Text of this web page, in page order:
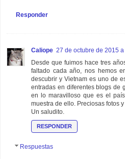
Responder
Caliope 27 de octubre de 2015
Desde que fuimos hace tres
faltado cada año, nos hemos
descubrir y Vietnam es uno de
entradas en diferentes blogs de
en lo maravilloso que es el
muestra de ello. Preciosas fotos
Un saludito.
RESPONDER
Respuestas